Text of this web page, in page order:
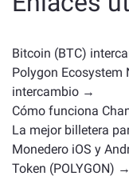
uso o posiciones
todos los activos
página principal de
Bitcoin (BTC)
Polygon Ecosystem
intercambio →
Cómo funciona
La mejor billetera
Monedero iOS y
Token (POLYGON) →